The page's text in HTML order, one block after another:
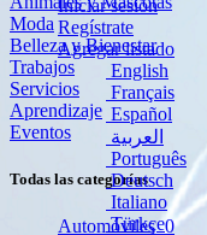
Iniciar sesión
Regístrate
Agregar listado
English
Français
Español
العربية
Português
Deutsch
Italiano
Türkçe
Moda
Belleza y Bienestar
Trabajos
Servicios
Aprendizaje
Eventos
Todas las categorías
Automóviles0